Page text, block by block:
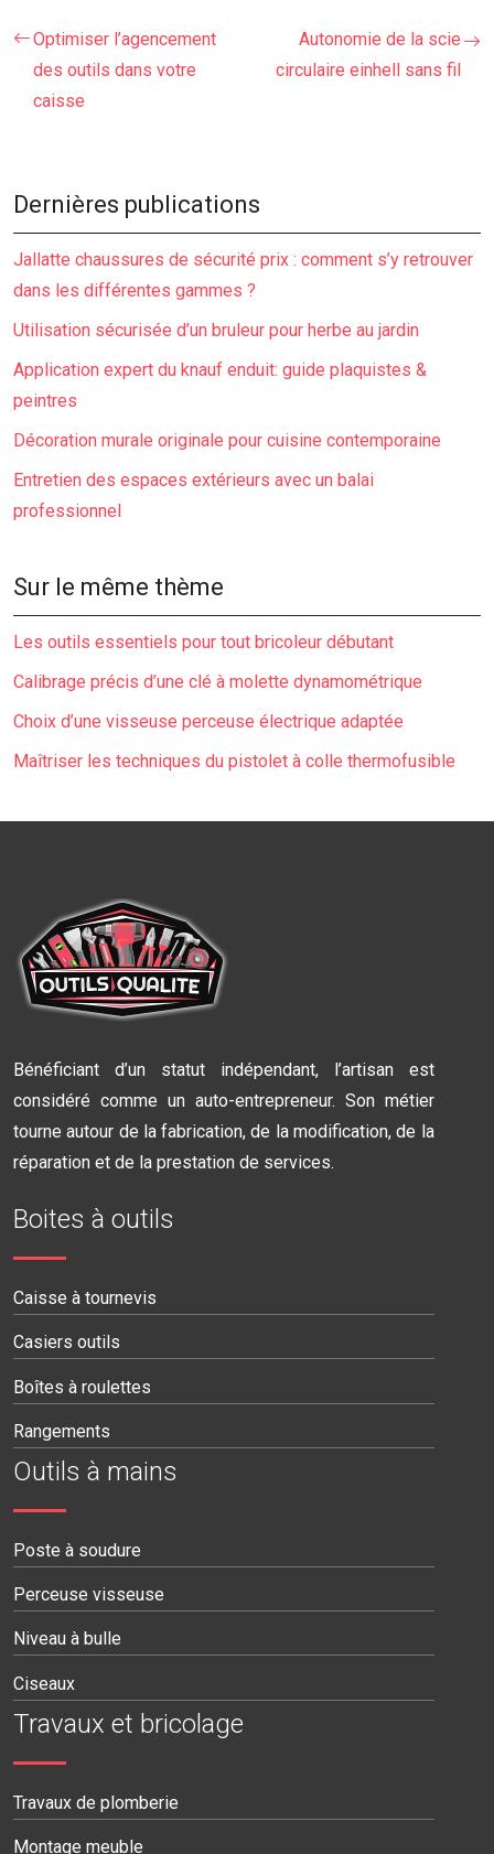
Optimiser l’agencement
des outils dans votre
caisse
Autonomie de la scie
circulaire einhell sans fil
Dernières publications
Jallatte chaussures de sécurité prix : comment s’y retrouver
dans les différentes gammes ?
Utilisation sécurisée d’un bruleur pour herbe au jardin
Application expert du knauf enduit: guide plaquistes &
peintres
Décoration murale originale pour cuisine contemporaine
Entretien des espaces extérieurs avec un balai
professionnel
Sur le même thème
Les outils essentiels pour tout bricoleur débutant
Calibrage précis d’une clé à molette dynamométrique
Choix d’une visseuse perceuse électrique adaptée
Maîtriser les techniques du pistolet à colle thermofusible
Bénéficiant d’un statut indépendant, l’artisan est
considéré comme un auto-entrepreneur. Son métier
tourne autour de la fabrication, de la modification, de la
réparation et de la prestation de services.
Boites à outils
Caisse à tournevis
Casiers outils
Boîtes à roulettes
Rangements
Outils à mains
Poste à soudure
Perceuse visseuse
Niveau à bulle
Ciseaux
Travaux et bricolage
Travaux de plomberie
Montage meuble